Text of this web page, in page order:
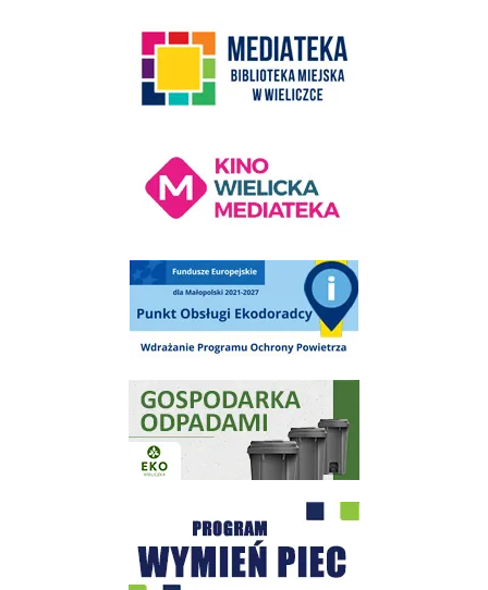
Punkt Obsługi Ekodoradcy Wieliczka
Gospodarka odpadami na terenie Miasta i Gminy Wieliczka
Program "Czyste Powietrze" - Wieliczka